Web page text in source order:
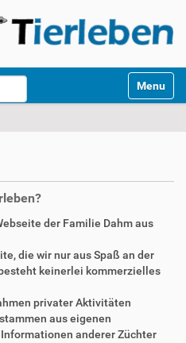
Toggle
der Familie Dahm aus
die wir nur aus Spaß an der
keinerlei kommerzielles
privater Aktivitäten
aus eigenen
anderer Züchter